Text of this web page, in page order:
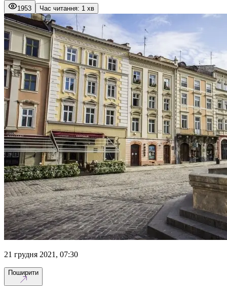
1953 Час читання: 1 хв
21 грудня 2021, 07:30
Поширити